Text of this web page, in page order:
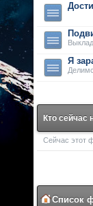
Я
Кто сейчас
Сейчас этот
Список